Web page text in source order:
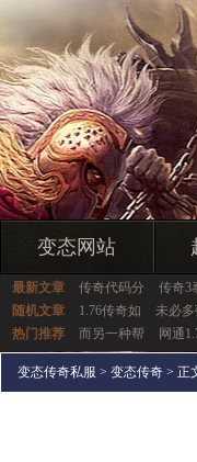
变态网站
最新文章 传奇代码分 传奇3
随机文章
1.76传奇如 未必
热门推荐
而另一种帮 网通
变态传奇私服 > 变态传奇 > 正